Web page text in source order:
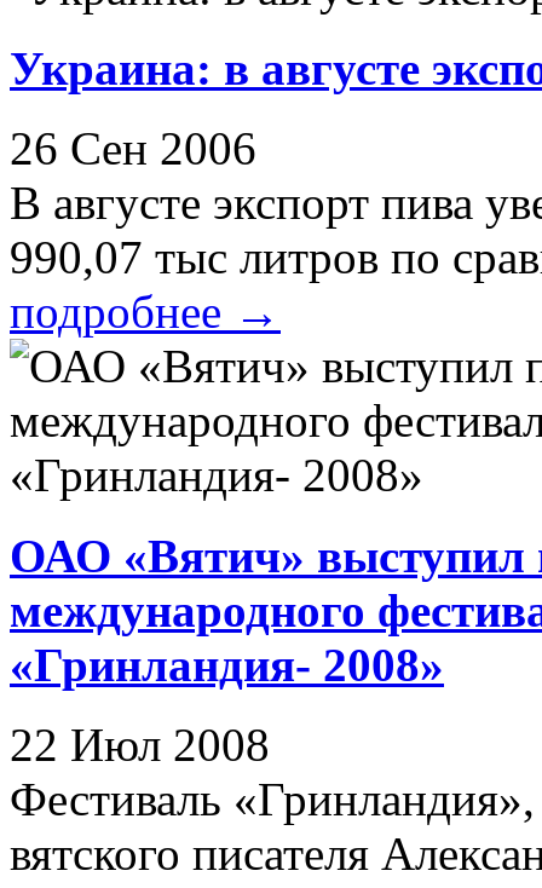
Украина: в августе
26 Сен 2006
В августе экспорт пива
990,07 тыс литров по
подробнее →
ОАО «Вятич» выступил
международного
«Гринландия- 2008»
22 Июл 2008
Фестиваль
вятского писателя